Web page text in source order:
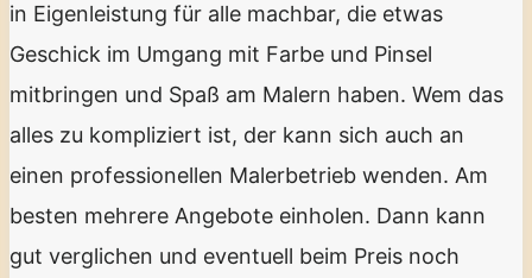
in Eigenleistung für alle machbar, die etwas
Geschick im Umgang mit Farbe und Pinsel
mitbringen und Spaß am Malern haben. Wem das
alles zu kompliziert ist, der kann sich auch an
einen professionellen Malerbetrieb wenden. Am
besten mehrere Angebote einholen. Dann kann
gut verglichen und eventuell beim Preis noch